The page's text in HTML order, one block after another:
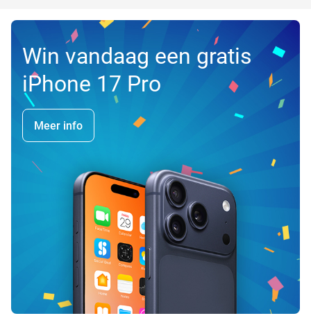
Win vandaag een gratis
iPhone 17 Pro
Meer info